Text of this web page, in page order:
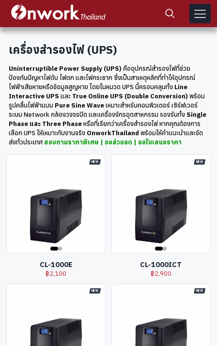
เครื่องสำรองไฟ (UPS)
Uninterruptible Power Supply (UPS) คืออุปกรณ์สำรองไฟที่ช่วย
ป้องกันปัญหาไฟดับ ไฟตก และไฟกระชาก ซึ่งเป็นสาเหตุหลักที่ทำให้อุปกรณ์
ไฟฟ้าเสียหายหรือข้อมูลสูญหาย โดยในหมวด UPS นี้ครอบคลุมทั้ง Line
Interactive UPS และ True Online UPS (Double Conversion) พร้อม
รูปคลื่นไฟฟ้าแบบ Pure Sine Waveเหมาะสำหรับคอมพิวเตอร์ เซิร์ฟเวอร์
ระบบ Network กล้องวงจรปิด และเครื่องจักรอุตสาหกรรม รองรับทั้ง Single
Phase และ Three Phaseหรือที่เรียกว่าเครื่องสำรองไฟ หากคุณต้องการ
เลือก UPS ให้เหมาะกับงานจริง OnworkThailand พร้อมให้คำแนะนำและจัด
ส่งทั่วประเทศ สอบถามราคาพิเศษ | ขอส่วนลด | ขอใบเสนอราคา
NEW
CL-1000E
฿2,100
NEW
CL-1000ICT
฿2,900
NEW NEW